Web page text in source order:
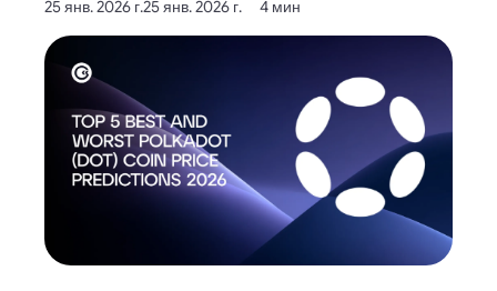
25 янв. 2026 г.25 янв. 2026 г. 4 мин